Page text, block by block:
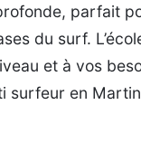
parfait
du surf.
et à vos
surfeur en